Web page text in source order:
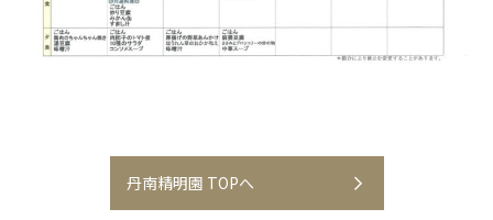
丹南精明園 TOPへ